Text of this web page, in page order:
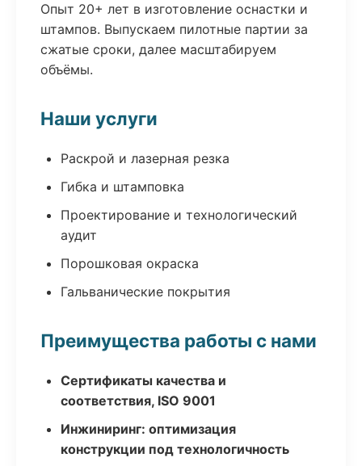
Опыт 20+ лет в изготовление оснастки и
штампов. Выпускаем пилотные партии за
сжатые сроки, далее масштабируем
объёмы.
Наши услуги
Раскрой и лазерная резка
Гибка и штамповка
Проектирование и технологический
аудит
Порошковая окраска
Гальванические покрытия
Преимущества работы с нами
Сертификаты качества и
соответствия, ISO 9001
Инжиниринг: оптимизация
конструкции под технологичность